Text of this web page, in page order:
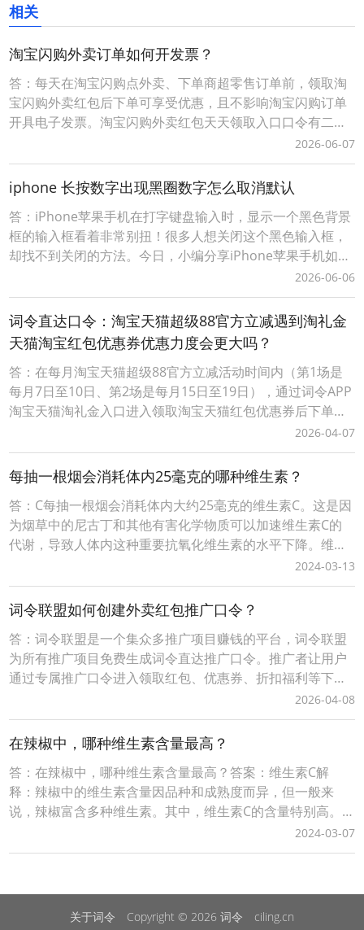
相关
淘宝闪购外卖订单如何开发票？
答：每天在淘宝闪购点外卖、下单商超零售订单前，领取淘
宝闪购外卖红包后下单可享受优惠，且不影响淘宝闪购订单
开具电子发票。淘宝闪购外卖红包天天领取入口口令有二种
方式：1、淘宝闪购外卖红包领取口令【188288】，打开手
机淘宝APP，顶部选择导航【闪购外卖】后，输入淘宝闪购
外卖红包领取口令【188288】，即可成功领取当天可用的有
效外卖红包。2、词令直达外卖红包领取口
2026-06-07
iphone 长按数字出现黑圈数字怎么取消默认
答：iPhone苹果手机在打字键盘输入时，显示一个黑色背景
框的输入框看着非常别扭！很多人想关闭这个黑色输入框，
却找不到关闭的方法。今日，小编分享iPhone苹果手机如何
关闭浮动键盘输入黑色背景输入框。iPhone苹果手机打字键
盘输入时变动黑色背景的输入框怎么关闭？1、在iPhone苹
果手机上打开【设置】，并找到【辅助功能】；2、在【辅助
功能】内，找到【键盘与键入
2026-06-06
词令直达口令：淘宝天猫超级88官方立减遇到淘礼金
天猫淘宝红包优惠券优惠力度会更大吗？
答：在每月淘宝天猫超级88官方立减活动时间内（第1场是
每月7日至10日、第2场是每月15日至19日），通过词令APP
淘宝天猫淘礼金入口进入领取淘宝天猫红包优惠券后下单可
叠加淘宝天猫超级88官方立减活动优惠力度会更大让淘宝天
猫购物更划算；词令直达口令：淘宝天猫超级88官方立减遇
到淘礼金天猫淘宝红包优惠券优惠力度会更大吗？1、打开「
词令 」APP，输入口令“ 80
2026-04-07
每抽一根烟会消耗体内25毫克的哪种维生素？
答：C每抽一根烟会消耗体内大约25毫克的维生素C。这是因
为烟草中的尼古丁和其他有害化学物质可以加速维生素C的
代谢，导致人体内这种重要抗氧化维生素的水平下降。维生
素C对于免疫系统的健康、伤口愈合以及生产胶原蛋白（维
持皮肤、骨骼和血管健康）至关重要。长期吸烟者往往会有
维生素C缺乏的风险。 C每抽一根烟会消耗体内大约25毫克
的维生素C。这是因为烟草中的尼古丁和其他有害
2024-03-13
词令联盟如何创建外卖红包推广口令？
答：词令联盟是一个集众多推广项目赚钱的平台，词令联盟
为所有推广项目免费生成词令直达推广口令。推广者让用户
通过专属推广口令进入领取红包、优惠券、折扣福利等下单
可享受优惠，推广者可获得成交订单相应的佣金轻松赚钱。0
成本无压力、多劳多得时间自由、您只需做好一件事让用户
通过您的词令直达专属推广口令或推广素材进入下单即可获
得佣金，无需处理发货、服务等问题。词令联盟如何创建
2026-04-08
在辣椒中，哪种维生素含量最高？
答：在辣椒中，哪种维生素含量最高？答案：维生素C解
释：辣椒中的维生素含量因品种和成熟度而异，但一般来
说，辣椒富含多种维生素。其中，维生素C的含量特别高。
红辣椒和青辣椒都是维生素C的良好来源，每100克新鲜辣椒
中含有大约30-200毫克的维生素C，这比许多其他蔬菜水果
2024-03-07
关于词令 Copyright © 2026 词令
ciling.cn